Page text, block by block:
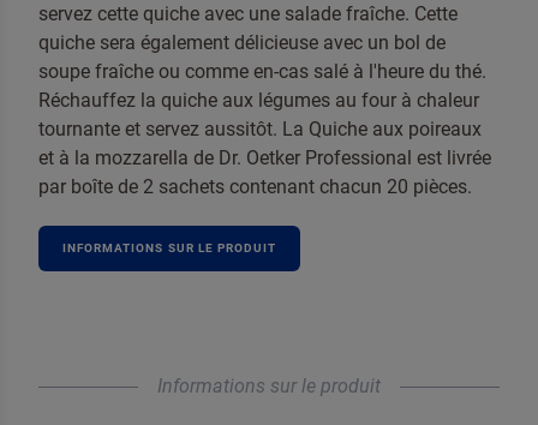
servez cette quiche avec une salade fraîche. Cette
quiche sera également délicieuse avec un bol de
soupe fraîche ou comme en-cas salé à l'heure du thé.
Réchauffez la quiche aux légumes au four à chaleur
tournante et servez aussitôt. La Quiche aux poireaux
et à la mozzarella de Dr. Oetker Professional est livrée
par boîte de 2 sachets contenant chacun 20 pièces.
INFORMATIONS SUR LE PRODUIT
Informations sur le produit
Contacter